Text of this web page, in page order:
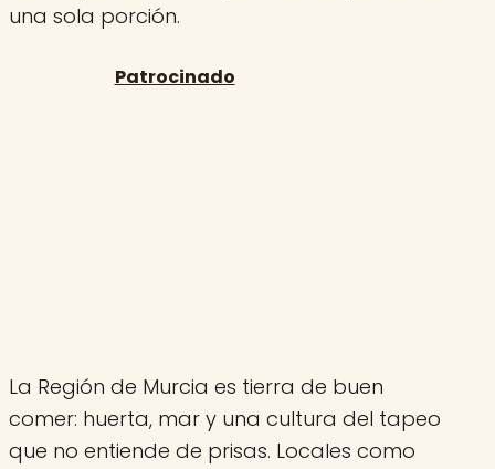
una sola porción.
La Región de Murcia es tierra de buen
comer: huerta, mar y una cultura del tapeo
que no entiende de prisas. Locales como